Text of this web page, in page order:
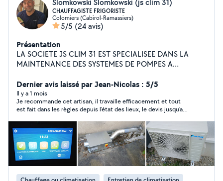
Slomkowski Slomkowski (js clim 31)
CHAUFFAGISTE FRIGORISTE
Colomiers (Cabirol-Ramassiers)
5/5 (24 avis)
Présentation
LA SOCIETE JS CLIM 31 EST SPECIALISEE DANS LA
MAINTENANCE DES SYSTEMES DE POMPES A
PLUSIEURS SOLUTION DE MAINTENANCE ALLANT DU
SIMPLE ENTRETIEN AU CONTRAT D'ENTRETIEN
ANNUEL.
Dernier avis laissé par Jean-Nicolas : 5/5
Il y a 1 mois
Je recommande cet artisan, il travaille efficacement et tout
est fait dans les règles depuis l'état des lieux, le devis jusqu'au
appartement avec encastrement de la goulotte dans le mur
pour limiter la visibilité extérieure. Choix d'équipement de
qualité, moderne et durable. Très bon contact humain avant,
pendant et après le chantier. Propose des adaptations et
recommandations pour ameliorer la demande initiale.